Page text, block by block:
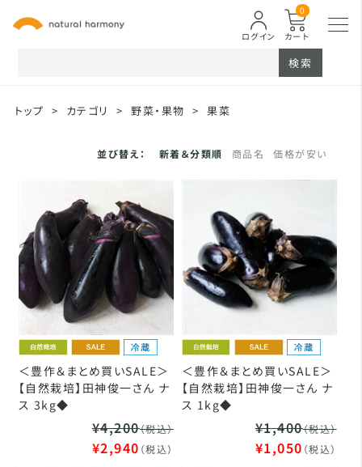
カート
0
ログイン
検索
トップ > カテゴリ > 野菜・果物 > 果菜
並び替え： 新着＆分類順 商品名 価格が安い
＜豊作＆まとめ買いSALE＞
【自然栽培】田神俊一さん ナ
ス 3kg◆
¥4,200（税込）
¥2,940 （税込）
＜豊作＆まとめ買いSALE＞
【自然栽培】田神俊一さん ナ
ス 1kg◆
¥1,400（税込）
¥1,050 （税込）